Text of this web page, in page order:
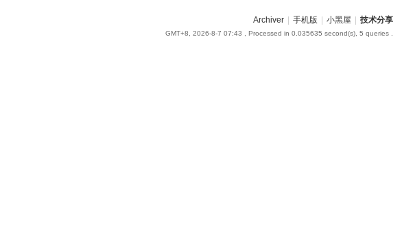
Archiver 手机版 小黑屋 技术分享
GMT+8, 2026-8-7 07:43 , Processed in 0.035635 second(s), 5 queries .